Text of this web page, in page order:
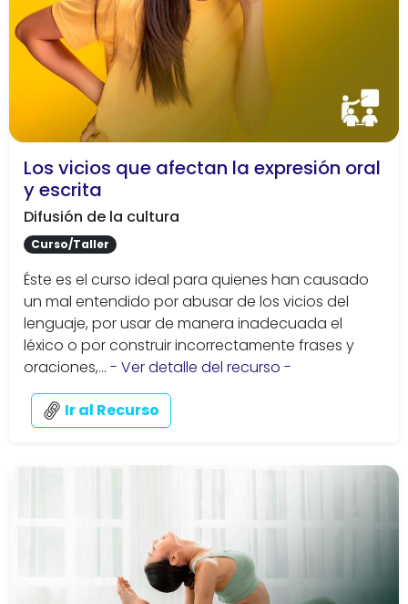
Los vicios que afectan la expresión oral
y escrita
Difusión de la cultura
Curso/Taller
Éste es el curso ideal para quienes han causado
un mal entendido por abusar de los vicios del
lenguaje, por usar de manera inadecuada el
léxico o por construir incorrectamente frases y
oraciones,... - Ver detalle del recurso -
Ir al Recurso